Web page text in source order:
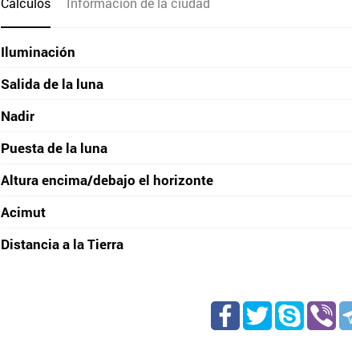
Iluminación
Salida de la luna
Nadir
Puesta de la luna
Altura encima/debajo el horizonte
Acimut
Distancia a la Tierra